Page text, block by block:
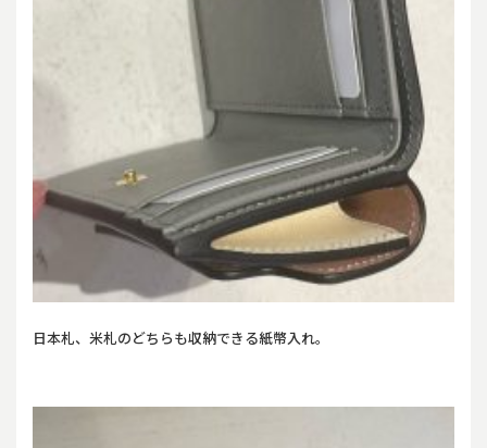
日本札、米札のどちらも収納できる紙幣入れ。